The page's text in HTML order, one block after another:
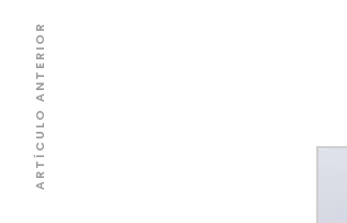
ARTÍCULO ANTERIOR